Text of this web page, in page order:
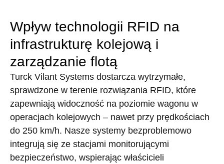
Wpływ technologii RFID na
infrastrukturę kolejową i
zarządzanie flotą
Turck Vilant Systems dostarcza wytrzymałe,
sprawdzone w terenie rozwiązania RFID, które
zapewniają widoczność na poziomie wagonu w
operacjach kolejowych – nawet przy prędkościach
do 250 km/h. Nasze systemy bezproblemowo
integrują się ze stacjami monitorującymi
bezpieczeństwo, wspierając właścicieli